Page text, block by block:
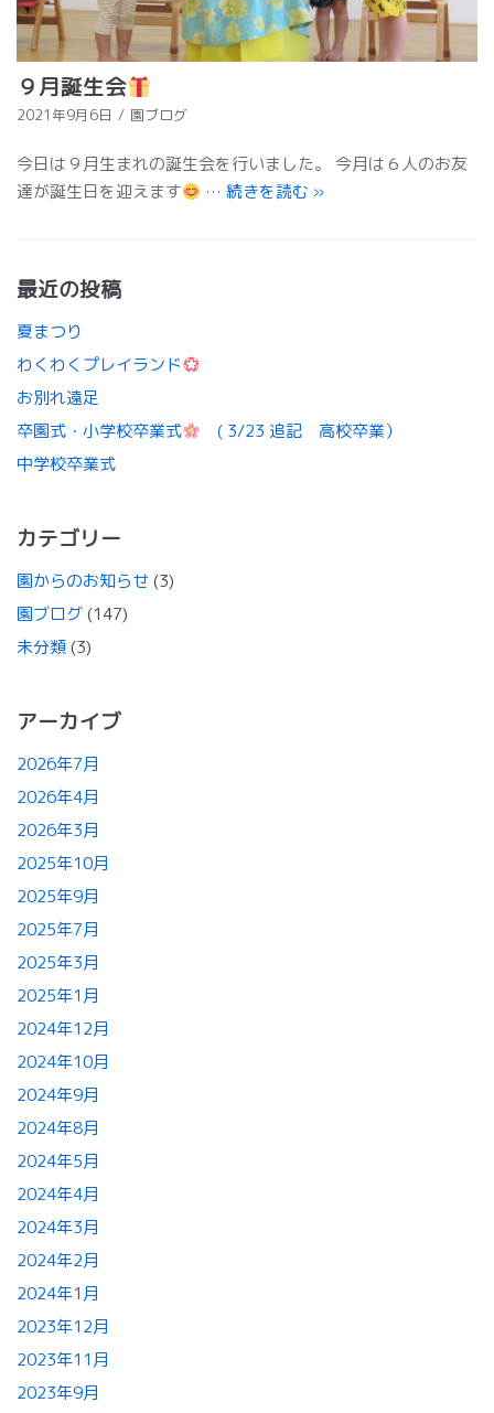
９月誕生会
2021年9月6日 園ブログ
今日は９月生まれの誕生会を行いました。 今月は６人のお友
達が誕生日を迎えます
…続きを読む »
最近の投稿
夏まつり
わくわくプレイランド
お別れ遠足
卒園式・小学校卒業式
( 3/23 追記 高校卒業）
中学校卒業式
カテゴリー
園からのお知らせ(3)
園ブログ(147)
未分類(3)
アーカイブ
2026年7月
2026年4月
2026年3月
2025年10月
2025年9月
2025年7月
2025年3月
2025年1月
2024年12月
2024年10月
2024年9月
2024年8月
2024年5月
2024年4月
2024年3月
2024年2月
2024年1月
2023年12月
2023年11月
2023年9月